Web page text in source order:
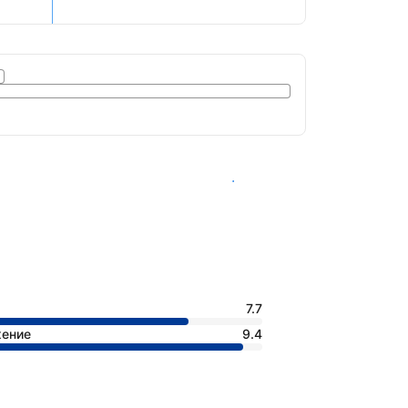
Вижте наличността
7.7
9.4